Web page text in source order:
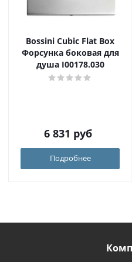
Bossini Cubic Flat Box
Форсунка боковая для
душа I00178.030
6 831 руб
Подробнее